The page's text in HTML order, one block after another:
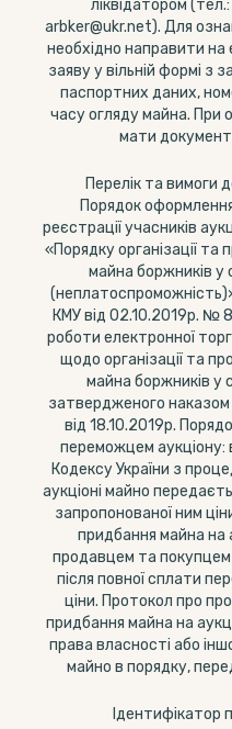
ліквідатором
arbker@ukr.net). Для
необхідно направити на
заяву у вільній формі з
паспортних даних,
часу огляду майна. При
мати
Перелік та вимоги
Порядок
реєстрації учасників
«Порядку організації та
майна боржників у
КМУ від 02.10.2019р. №
роботи електронної
щодо організації та
майна боржників у
затвердженого
від 18.10.2019р.
переможцем аукціону:
Кодексу України з
аукціоні майно
запропонованої ним
придбання майна на
продавцем та покупцем
після повної сплати
ціни. Протокол про
придбання майна на
права власності або
майно в порядку,
Ідентифікатор